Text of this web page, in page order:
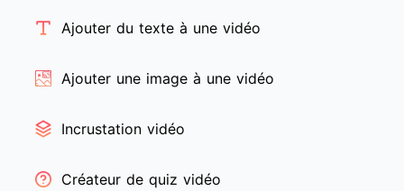
Ajouter du texte à une vidéo
Ajouter une image à une vidéo
Incrustation vidéo
Créateur de quiz vidéo